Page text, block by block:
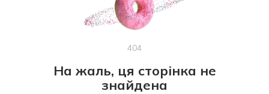
404
На жаль, ця сторінка не
знайдена